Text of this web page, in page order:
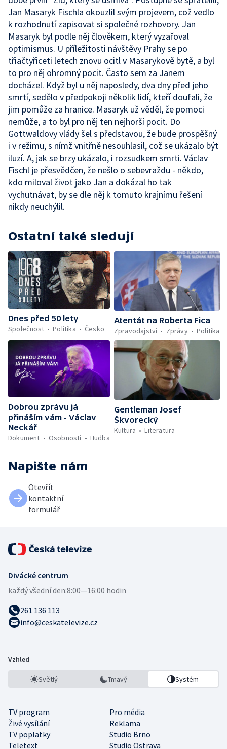
Jan Masaryk Fischla okouzlil svým projevem, což vedlo
k rozhodnutí zapisovat si společné rozhovory. Jan
Masaryk byl podle něj člověkem, který vyzařoval
optimismus. U příležitosti návštěvy Prahy se po
třiačtyřiceti letech znovu ocitl v Masarykově bytě, a byl
to pro něj ohromný pocit. Často sem za Janem
docházel. Když byl u něj naposledy, dva dny před jeho
smrtí, sedělo v předpokoji několik lidí, kteří doufali, že
jim pomůže za hranice. Masaryk už věděl, že pomoci
nemůže, a to byl pro něj ten nejhorší pocit. Do
Gottwaldovy vlády šel s představou, že bude prospěšný
i v režimu, s nímž vnitřně nesouhlasil, což se ukázalo být
iluzí. A, jak se brzy ukázalo, i rozsudkem smrti. Václav
Fischl je přesvědčen, že nešlo o sebevraždu - někdo,
kdo miloval život jako Jan a dokázal ho tak
vychutnávat, by se dle něj k tomuto krajnímu řešení
nikdy neuchýlil.
Ostatní také sledují
Dnes před 50 lety
Společnost
Politika Česko
Atentát na Roberta Fica
Zpravodajství
Zprávy Politika
Dobrou zprávu já
přináším vám - Václav
Neckář
Dokument
Osobnosti Hudba
Gentleman Josef
Škvorecký
Kultura
Literatura
Napište nám
Otevřít
kontaktní
formulář
Divácké centrum
každý všední den:8:00—16:00 hodin
261 136 113
info@ceskatelevize.cz
Vzhled
Světlý Tmavý Systém
TV program
Pro média
Živé vysílání
Reklama
TV poplatky
Studio Brno
Teletext
Studio Ostrava